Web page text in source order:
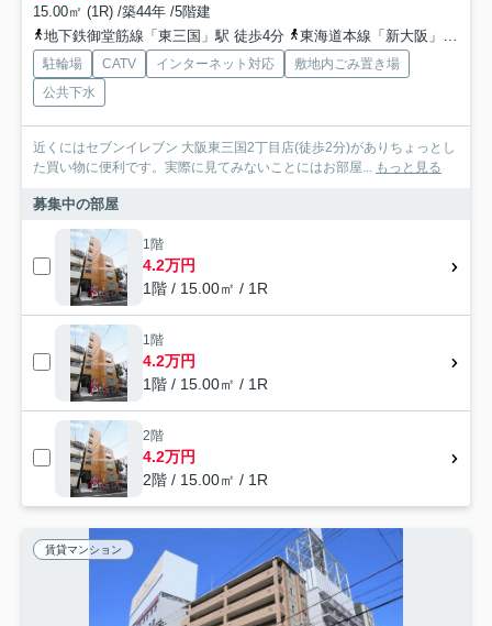
15.00㎡ (1R) /築44年 /5階建
地下鉄御堂筋線「東三国」駅 徒歩4分
東海道本線「新大阪」駅 徒歩17分
駐輪場 CATV インターネット対応
敷地内ごみ置き場
公共下水
近くにはセブンイレブン 大阪東三国2丁目店(徒歩2分)がありちょっとし
た買い物に便利です。実際に見てみないことにはお部屋...
もっと見る
募集中の部屋
1階
4.2万円
1階 / 15.00㎡ / 1R
1階
4.2万円
1階 / 15.00㎡ / 1R
2階
4.2万円
2階 / 15.00㎡ / 1R
賃貸マンション